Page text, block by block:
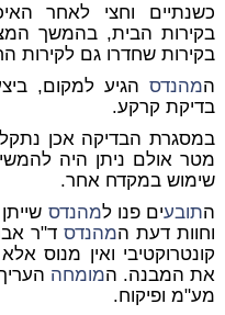
כשנתיים וחצי לאחר
בקירות הבית, בהמשך
בקירות שחדרו גם לקירות
המהנדסהגיע למקום,
בדיקת קרקע.
שימוש במקדח אחר.
התובעים פנו למהנדס
וחוות דעת המהנדסד"ר
קונטרוקטיבי ואין מנוס
את המבנה. המומחה
מע"מ ופיקוח.